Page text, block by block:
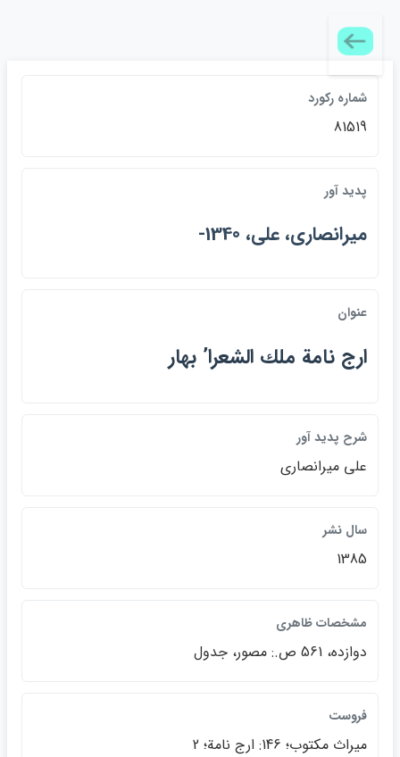
شماره ركورد
81519
پديد آور
ميرانصاري، علي، 1340-
عنوان
ارج نامة ملك الشعرا’ بهار
شرح پديد آور
علي ميرانصاري
سال نشر
1385
مشخصات ظاهري
دوازده، 561 ص.: مصور، جدول
فروست
ميراث مكتوب؛ 146: ارج نامة؛ 2